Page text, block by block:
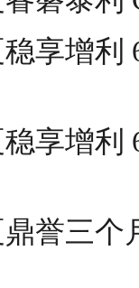
稳享增利
享增利
鼎誉三个